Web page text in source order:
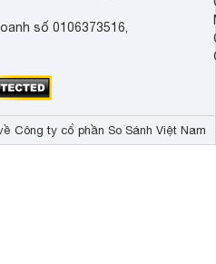
số 0106373516,
Công ty cổ phần So Sánh Việt Nam